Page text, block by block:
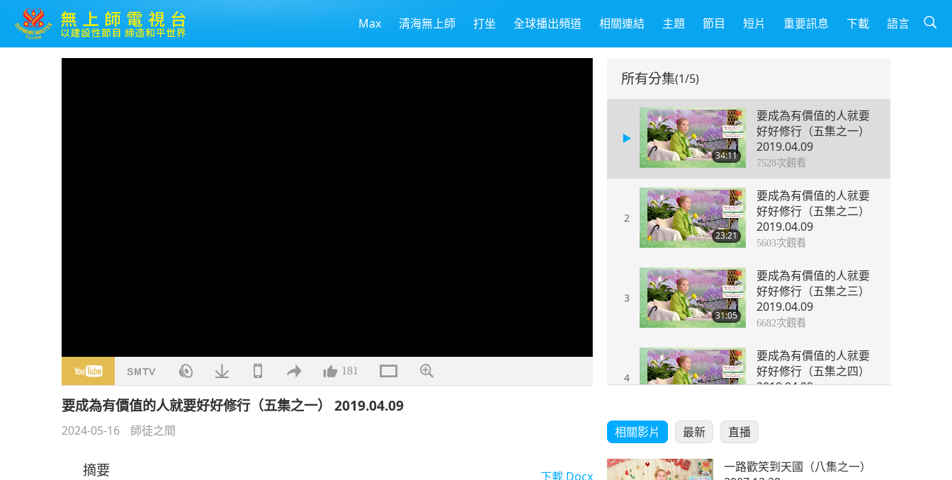
Max 清海無上師 打坐 全球播出頻道 相關連結 主題 節目 短片 重要訊息 下載 語言
181
要成為有價值的人就要好好修行（五集之一） 2019.04.09
2024-05-16 師徒之間
摘要 下載 Docx
所有分集(1/5)
34:11
要成為有價值的人就要
好好修行（五集之一）
2019.04.09
7528次觀看
2
23:21
要成為有價值的人就要
好好修行（五集之二）
2019.04.09
5603次觀看
3
31:05
要成為有價值的人就要
好好修行（五集之三）
2019.04.09
6682次觀看
4
要成為有價值的人就要
好好修行（五集之四）
2019.04.09
5
34:17
2019.04.09
相關影片 最新 直播
一路歡笑到天國（八集之一）